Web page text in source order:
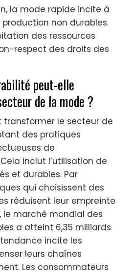
la mode rapide incite à
non durables.
des ressources
respect des droits des
peut-elle
de la mode ?
transformer le secteur de
des pratiques
de
inclut l’utilisation de
et durables. Par
qui choisissent des
réduisent leur empreinte
le marché mondial des
a atteint 6,35 milliards
incite les
leurs chaînes
Les consommateurs